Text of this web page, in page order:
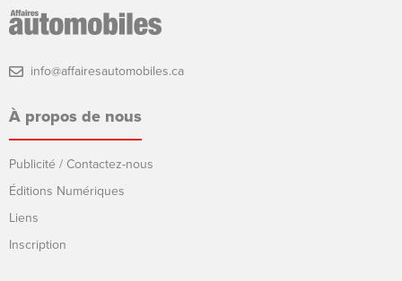
info@affairesautomobiles.ca
À propos de nous
Publicité / Contactez-nous
Éditions Numériques
Liens
Inscription